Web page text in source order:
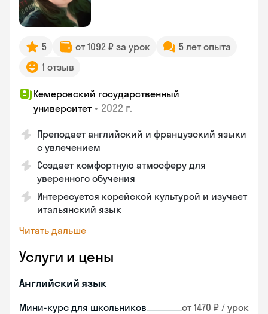
5 от 1092 ₽ за урок
5 лет опыта
1 отзыв
Кемеровский государственный
университет • 2022 г.
Преподает английский и французский языки
с увлечением
Создает комфортную атмосферу для
уверенного обучения
Интересуется корейской культурой и изучает
итальянский язык
Читать дальше
Услуги и цены
Английский язык
Мини-курс для школьников от 1470 ₽ / урок